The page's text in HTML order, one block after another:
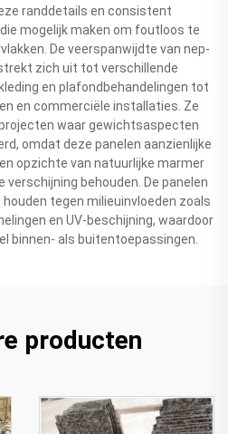
randdetails en consistent
mogelijk maken om foutloos te
De veerspanwijdte van nep-
zich uit tot verschillende
en plafondbehandelingen tot
en commerciële installaties. Ze
waar gewichtsaspecten
omdat deze panelen aanzienlijke
opzichte van natuurlijke marmer
behouden. De panelen
tegen milieuinvloeden zoals
en UV-beschijning, waardoor
binnen- als buitentoepassingen.
producten